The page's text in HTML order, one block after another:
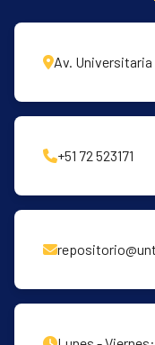
Av.
+51 72 523171